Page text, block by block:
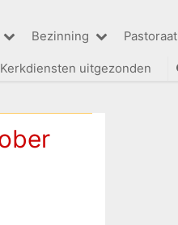
Bezinning Pastoraat
Kerkdiensten uitgezonden